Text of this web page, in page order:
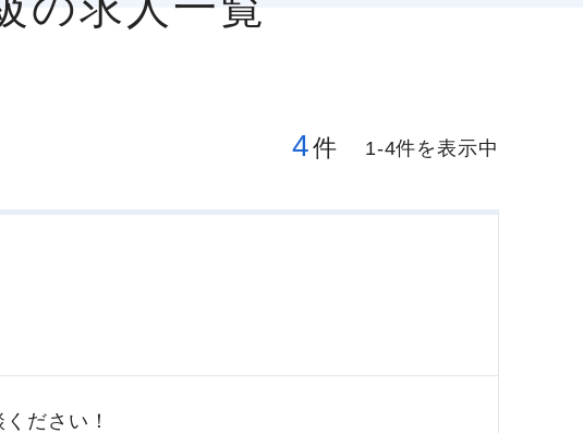
4件 1-4件を表示中
ださい！